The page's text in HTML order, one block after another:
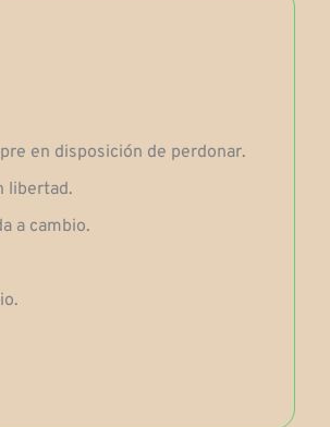
en disposición de perdonar.
libertad.
a cambio.